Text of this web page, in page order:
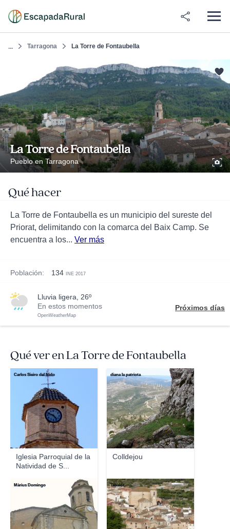
... Tarragona La Torre de Fontaubella
La Torre de Fontaubella
Pueblo en Tarragona
Qué hacer
La Torre de Fontaubella es un municipio del sureste del
Priorat, delimitando con la comarca del Baix Camp. Se
encuentra a los... Ver más
Población: 134 INE 2017
lluvia ligera, 26º
En estos momentos
OpenWeatherMap
Próximos días
Qué ver en La Torre de Fontaubella
Iglesia Parroquial de la
Natividad de S...
Carlos Sieiro del Nido
Colldejou
diana la patriota
Màrius Domingo Tabalot